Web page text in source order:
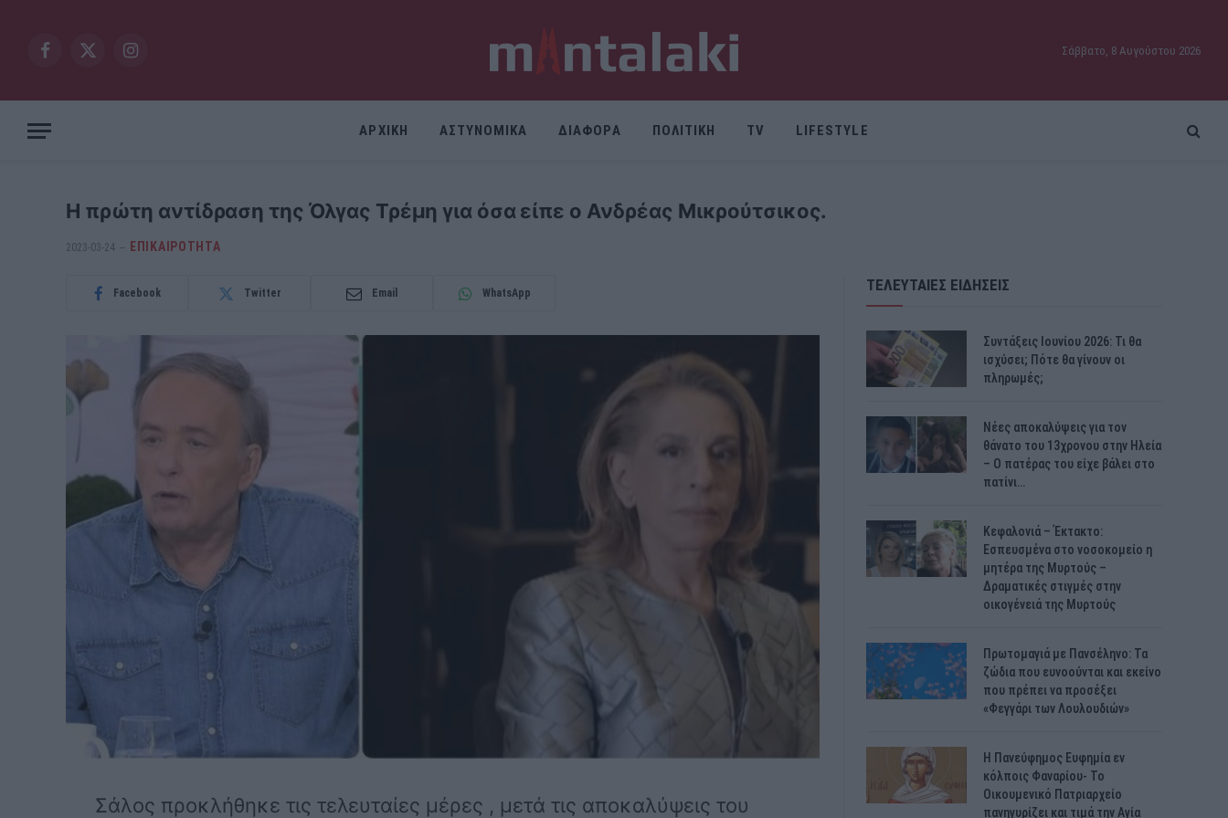
Facebook
X
Instagram
Σάββατο, 8 Αυγούστου 2026
ΑΡΧΙΚΗ ΑΣΤΥΝΟΜΙΚΑ ΔΙΑΦΟΡΑ ΠΟΛΙΤΙΚΗ TV LIFESTYLE
Η πρώτη αντίδραση της Όλγας Τρέμη για όσα είπε ο Ανδρέας Μικρούτσικος.
2023-03-24 ΕΠΙΚΑΙΡΟΤΗΤΑ
Facebook Twitter Email WhatsApp
Σάλος προκλήθηκε τις τελευταίες μέρες , μετά τις αποκαλύψεις του
ΤΕΛΕΥΤΑΙΕΣ ΕΙΔΗΣΕΙΣ
Συντάξεις Ιουνίου 2026: Τι θα
ισχύσει; Πότε θα γίνουν οι
πληρωμές;
Νέες αποκαλύψεις για τον
θάνατο του 13χρονου στην Ηλεία
– Ο πατέρας του είχε βάλει στο
πατίνι…
Κεφαλονιά – Έκτακτο:
Εσπευσμένα στο νοσοκομείο η
μητέρα της Μυρτούς –
Δραματικές στιγμές στην
οικογένειά της Μυρτούς
Πρωτομαγιά με Πανσέληνο: Τα
ζώδια που ευνοούνται και εκείνο
που πρέπει να προσέξει
«Φεγγάρι των Λουλουδιών»
H Πανεύφημος Ευφημία εν
κόλποις Φαναρίου- Το
Οικουμενικό Πατριαρχείο
πανηγυρίζει και τιμά την Αγία